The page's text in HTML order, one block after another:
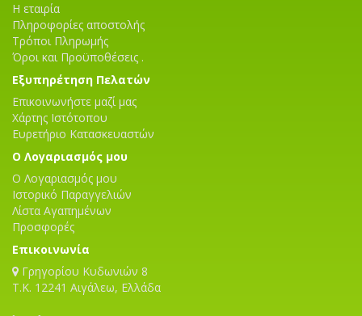
Η εταιρία
Πληροφορίες αποστολής
Τρόποι Πληρωμής
Όροι και Προϋποθέσεις .
Εξυπηρέτηση Πελατών
Επικοινωνήστε μαζί μας
Χάρτης Ιστότοπου
Ευρετήριο Κατασκευαστών
Ο Λογαριασμός μου
Ο Λογαριασμός μου
Ιστορικό Παραγγελιών
Λίστα Αγαπημένων
Προσφορές
Επικοινωνία
Γρηγορίου Κυδωνιών 8
T.K. 12241 Αιγάλεω, Ελλάδα